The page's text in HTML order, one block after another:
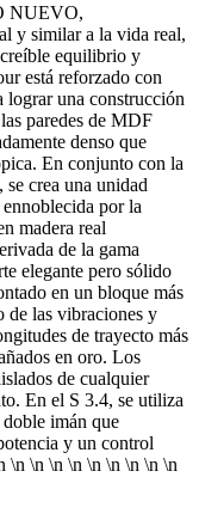
NUEVO,
y similar a la vida real,
equilibrio y
está reforzado con
lograr una construcción
paredes de MDF
denso que
En conjunto con la
crea una unidad
por la
madera real
de la gama
elegante pero sólido
en un bloque más
de las vibraciones y
de trayecto más
en oro. Los
de cualquier
En el S 3.4, se utiliza
imán que
y un control
\n \n \n \n \n \n \n \n \n